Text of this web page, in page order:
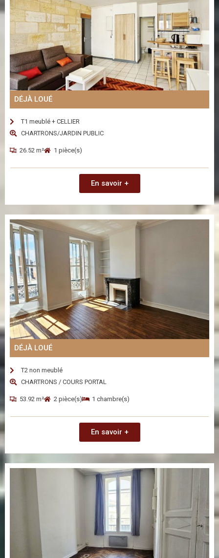
DÉJÀ LOUÉ
T1 meublé + CELLIER
CHARTRONS/JARDIN PUBLIC
26.52 m² 1 pièce(s)
En savoir +
DÉJÀ LOUÉ
T2 non meublé
CHARTRONS / COURS PORTAL
53.92 m² 2 pièce(s) 1 chambre(s)
En savoir +